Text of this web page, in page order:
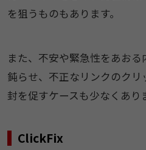
を狙うものもあります。
また、不安や緊急性をあお
鈍らせ、不正なリンクのク
封を促すケースも少なくあり
ClickFix